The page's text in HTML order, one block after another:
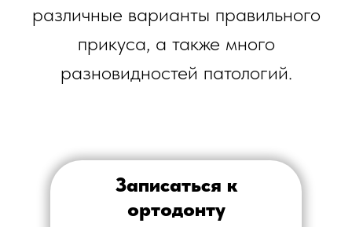
различные варианты правильного
прикуса, а также много
разновидностей патологий.
Записаться к
ортодонту